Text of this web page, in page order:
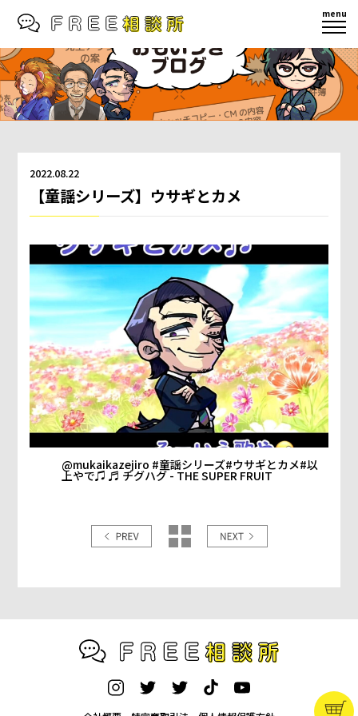
menu
2022.08.22
【童謡シリーズ】ウサギとカメ
@mukaikazejiro #童謡シリーズ#ウサギとカメ#以
上やで♫ ♬ チグハグ - THE SUPER FRUIT